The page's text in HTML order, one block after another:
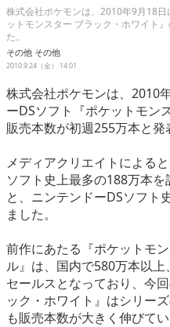
人材育成
産業政策
連載
イベント/セミナー
eスポーツ
株式会社ポケモンは、2010年9月18
ットモンスター ブラック・ホワイト
た。
その他 その他
2010.9.24（金） 14:01
株式会社ポケモンは、2010
ーDSソフト『ポケットモン
販売本数が初週255万本と発
メディアクリエイトによる
ソフト史上最多の188万本
と、ニンテンドーDSソフト
ました。
前作にあたる『ポケットモ
ル』は、国内で580万本以
セールスとなっており、今
ック・ホワイト』はシリー
も販売本数が大きく伸びて